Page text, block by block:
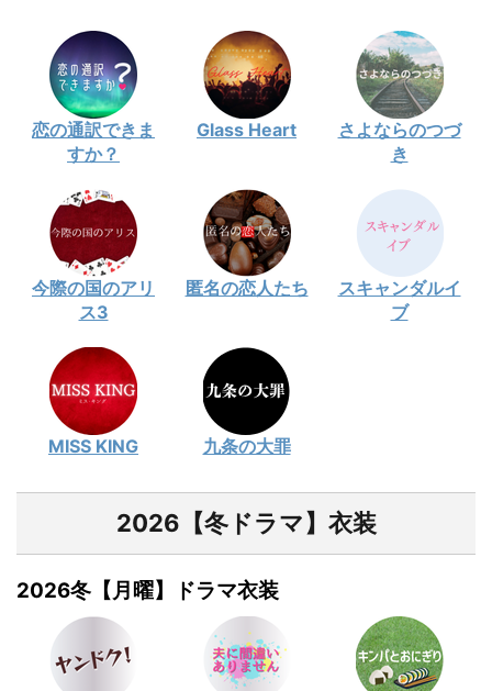
恋の通訳できま
すか？
Glass Heart
さよならのつづ
き
今際の国のアリ
ス3
匿名の恋人たち
スキャンダルイ
ブ
MISS KING 九条の大罪
2026【冬ドラマ】衣装
2026冬【月曜】ドラマ衣装